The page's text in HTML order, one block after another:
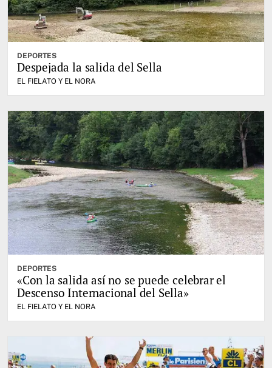
DEPORTES
Despejada la salida del Sella
EL FIELATO Y EL NORA
DEPORTES
«Con la salida así no se puede celebrar el
Descenso Internacional del Sella»
EL FIELATO Y EL NORA